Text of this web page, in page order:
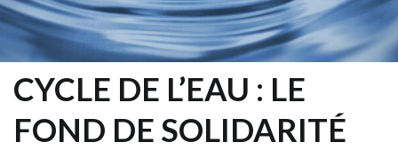
CYCLE DE L’EAU : LE
FOND DE SOLIDARITÉ